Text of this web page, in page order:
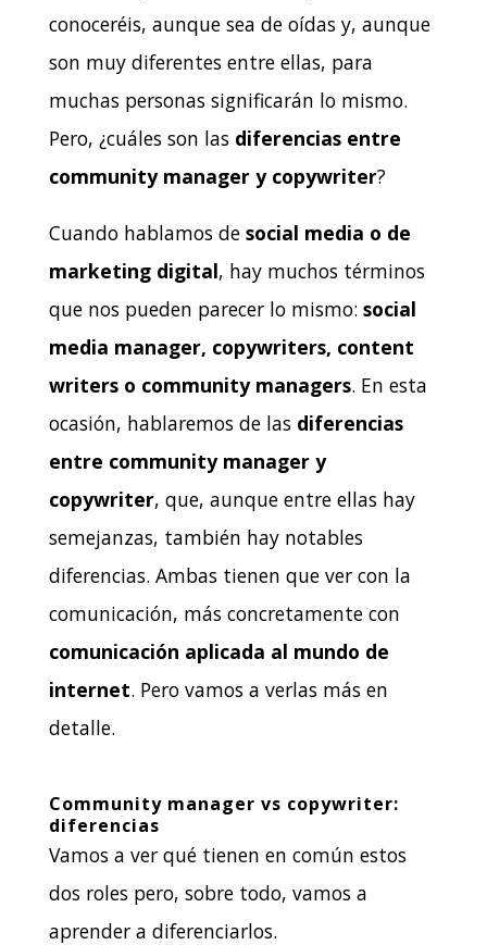
conoceréis, aunque sea de oídas y, aunque
son muy diferentes entre ellas, para
muchas personas significarán lo mismo.
Pero, ¿cuáles son lasdiferencias entre
community manager y copywriter?
Cuando hablamos de social media o de
marketing digital, hay muchos términos
que nos pueden parecer lo mismo: social
media manager, copywriters, content
writers o community managers. En esta
ocasión, hablaremos de las diferencias
entre community manager y
copywriter, que, aunque entre ellas hay
semejanzas, también hay notables
diferencias. Ambas tienen que ver con la
comunicación, más concretamente con
comunicación aplicada al mundo de
internet. Pero vamos a verlas más en
detalle.
Community manager vs copywriter:
diferencias
Vamos a ver qué tienen en común estos
dos roles pero, sobre todo, vamos a
aprender a diferenciarlos.